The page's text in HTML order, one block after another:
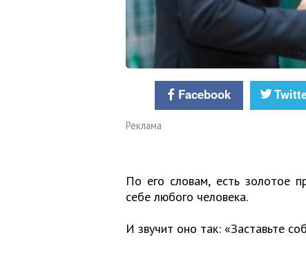
Facebook
Реклама
По его словам, есть золотое
себе любого человека.
И звучит оно так: «Заставьте